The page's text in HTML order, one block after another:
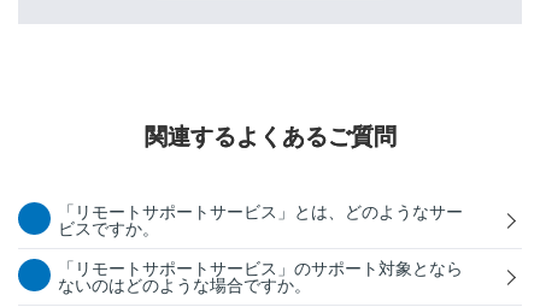
関連するよくあるご質問
「リモートサポートサービス」とは、どのようなサー
ビスですか。
「リモートサポートサービス」のサポート対象となら
ないのはどのような場合ですか。